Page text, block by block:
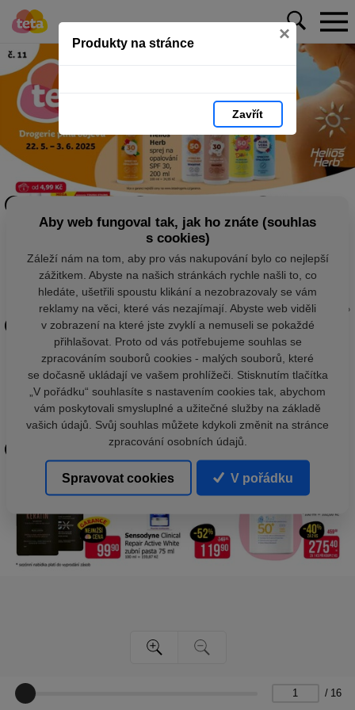
Produkty na stránce ×
Zavřít
/ 16
Aby web fungoval tak, jak ho znáte (souhlas
s cookies)
Záleží nám na tom, aby pro vás nakupování bylo co nejlepší
zážitkem. Abyste na našich stránkách rychle našli to, co
hledáte, ušetřili spoustu klikání a nezobrazovaly se vám
reklamy na věci, které vás nezajímají. Abyste web viděli
v zobrazení na které jste zvyklí a nemuseli se pokaždé
přihlašovat. Proto od vás potřebujeme souhlas se
zpracováním souborů cookies - malých souborů, které
se dočasně ukládají ve vašem prohlížeči. Stisknutím tlačítka
„V pořádku“ souhlasíte s nastavením cookies tak, abychom
vám poskytovali smysluplné a užitečné služby na základě
vašich údajů. Svůj souhlas můžete kdykoli změnit na stránce
zpracování osobních údajů.
Spravovat cookies V pořádku